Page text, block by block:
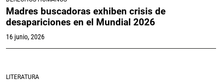
Madres buscadoras exhiben crisis de
desapariciones en el Mundial 2026
16 junio, 2026
LITERATURA